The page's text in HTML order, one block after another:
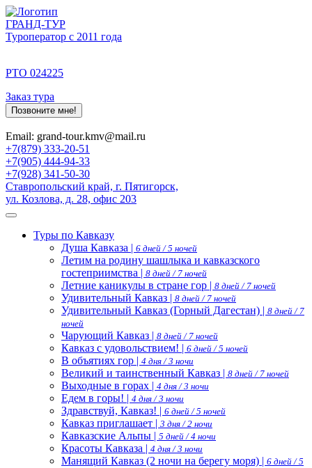
ГРАНД-ТУР
Туроператор с 2011 года
РТО 024225
Заказ тура
Позвоните мне!
Email: grand-tour.kmv@mail.ru
+7(879) 333-20-51
+7(905) 444-94-33
+7(928) 341-50-30
Ставропольский край, г. Пятигорск,
ул. Козлова, д. 28, офис 203
Туры по Кавказу
Душа Кавказа | 6 дней / 5 ночей
Летим на родину шашлыка и кавказского
гостеприимства | 8 дней / 7 ночей
Летние каникулы в стране гор | 8 дней / 7 ночей
Удивительный Кавказ | 8 дней / 7 ночей
Удивительный Кавказ (Горный Дагестан) | 8 дней / 7
ночей
Чарующий Кавказ | 8 дней / 7 ночей
Кавказ с удовольствием! | 6 дней / 5 ночей
В объятиях гор | 4 дня / 3 ночи
Великий и таинственный Кавказ | 8 дней / 7 ночей
Выходные в горах | 4 дня / 3 ночи
Едем в горы! | 4 дня / 3 ночи
Здравствуй, Кавказ! | 6 дней / 5 ночей
Кавказ приглашает | 3 дня / 2 ночи
Кавказские Альпы | 5 дней / 4 ночи
Красоты Кавказа | 4 дня / 3 ночи
Манящий Кавказ (2 ночи на берегу моря) | 6 дней / 5